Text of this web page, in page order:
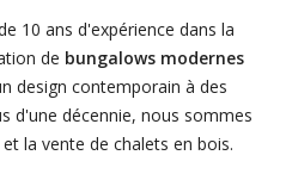
10 ans d'expérience dans la
de bungalows modernes
design contemporain à des
d'une décennie, nous sommes
la vente de chalets en bois.